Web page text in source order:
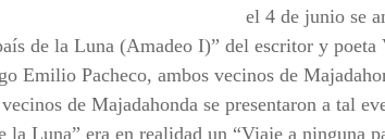
el 4 de junio se
de la Luna (Amadeo I)” del escritor y poeta
Emilio Pacheco, ambos vecinos de
de Majadahonda se presentaron a tal
la Luna” era en realidad un “Viaje a ninguna